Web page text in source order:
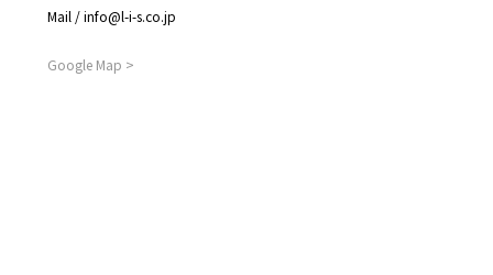
Mail / info@l-i-s.co.jp
Google Map >